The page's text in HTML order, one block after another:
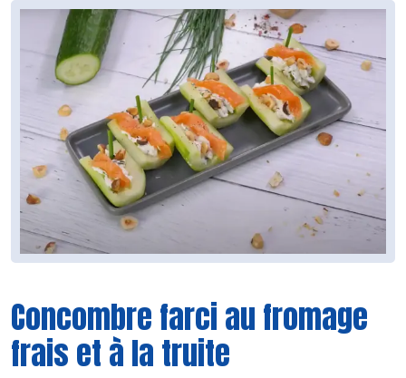
Concombre farci au fromage
frais et à la truite